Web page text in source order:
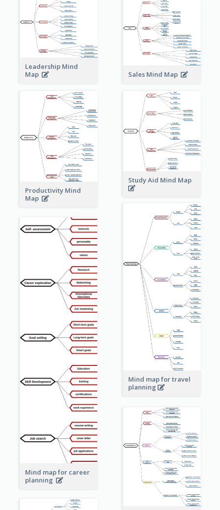
Leadership Mind
Map
Sales Mind Map
Productivity Mind
Map
Study Aid Mind Map
Mind map for travel
planning
Mind map for career
planning